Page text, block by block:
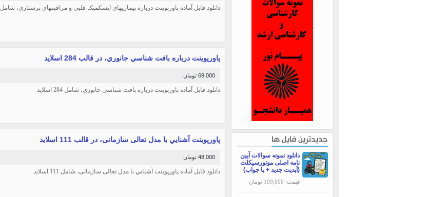
جدیدترین فایل ها
دانلود نمونه سوالات آیین
نامه اصلی موتورسیکلت
(آپدیت جدید + با جواب)
قیمت: 109,000 تومان
دانلود فایل آماده پاورپوینت درباره بیماریهای ایسکمیک قلبی و مراقبتهای پرستاری، شامل 46 اسلاید
پاورپوینت درباره بافت شناسي جانوري، در قالب 284 اسلاید
69,000 تومان
دانلود فایل آماده پاورپوینت درباره بافت شناسي جانوري، شامل 284 اسلاید
پاورپوینت آشنايي با مدل تعالی سازمانی، در قالب 111 اسلاید
48,000 تومان
دانلود فایل آماده پاورپوینت آشنايي با مدل تعالی سازمانی، شامل 111 اسلاید